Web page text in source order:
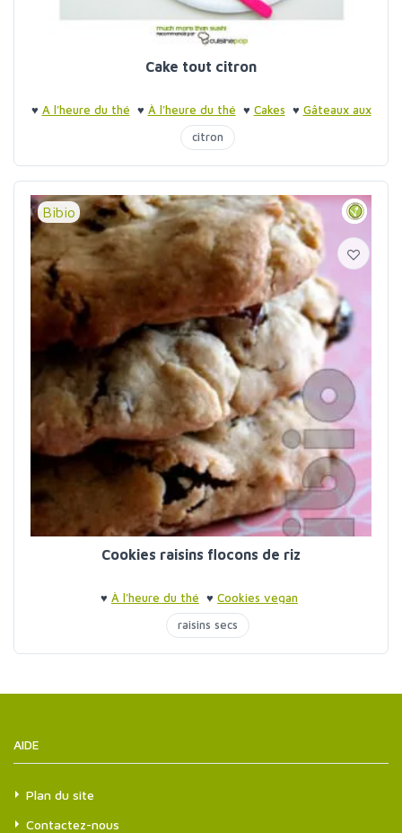
Cake tout citron
♥ A l'heure du thé ♥ À l'heure du thé ♥ Cakes ♥ Gâteaux aux
fruits
citron
Bibio
Cookies raisins flocons de riz
♥ À l'heure du thé ♥ Cookies vegan
raisins secs
AIDE
Plan du site
Contactez-nous